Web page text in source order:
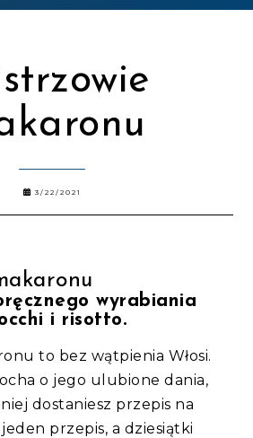
3/22/2021
wyrabiania
i risotto.
to bez wątpienia Włosi.
o jego ulubione dania,
dostaniesz przepis na
przepis, a dziesiątki